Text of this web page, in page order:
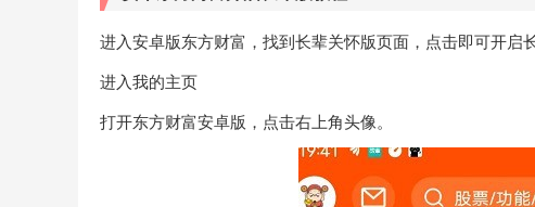
进入安卓版东方财富，找到长辈关怀版页面，点击即可开启
进入我的主页
打开东方财富安卓版，点击右上角头像。